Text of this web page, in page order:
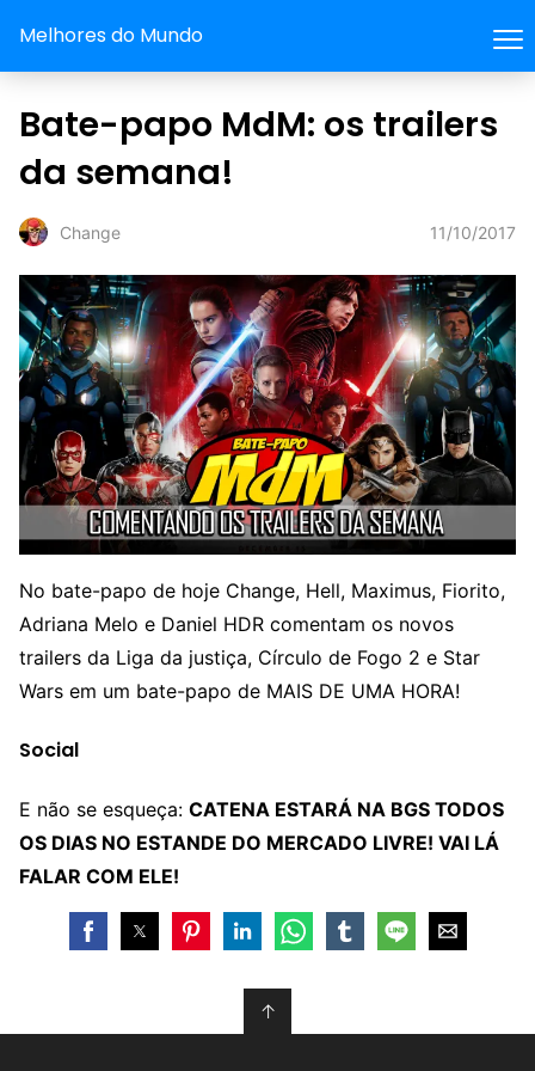
Melhores do Mundo
Bate-papo MdM: os trailers
da semana!
Change 11/10/2017
No bate-papo de hoje Change, Hell, Maximus, Fiorito,
Adriana Melo e Daniel HDR comentam os novos
trailers da Liga da justiça, Círculo de Fogo 2 e Star
Wars em um bate-papo de MAIS DE UMA HORA!
Social
E não se esqueça: CATENA ESTARÁ NA BGS TODOS
OS DIAS NO ESTANDE DO MERCADO LIVRE! VAI LÁ
FALAR COM ELE!
↑